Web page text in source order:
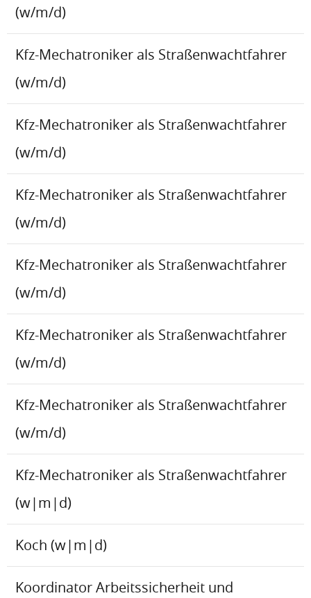
(w/m/d)
Kfz-Mechatroniker als Straßenwachtfahrer
(w/m/d)
Kfz-Mechatroniker als Straßenwachtfahrer
(w/m/d)
Kfz-Mechatroniker als Straßenwachtfahrer
(w/m/d)
Kfz-Mechatroniker als Straßenwachtfahrer
(w/m/d)
Kfz-Mechatroniker als Straßenwachtfahrer
(w/m/d)
Kfz-Mechatroniker als Straßenwachtfahrer
(w/m/d)
Kfz-Mechatroniker als Straßenwachtfahrer
(w|m|d)
Koch (w|m|d)
Koordinator Arbeitssicherheit und